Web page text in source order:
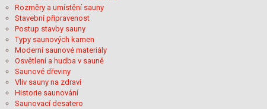
Rozměry a umístění sauny
Stavební připravenost
Postup stavby sauny
Typy saunových kamen
Moderní saunové materiály
Osvětlení a hudba v sauně
Saunové dřeviny
Vliv sauny na zdraví
Historie saunování
Saunovací desatero